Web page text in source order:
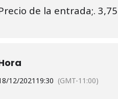
de la entrada;.
12/2021 19:30 (GMT-11:00)